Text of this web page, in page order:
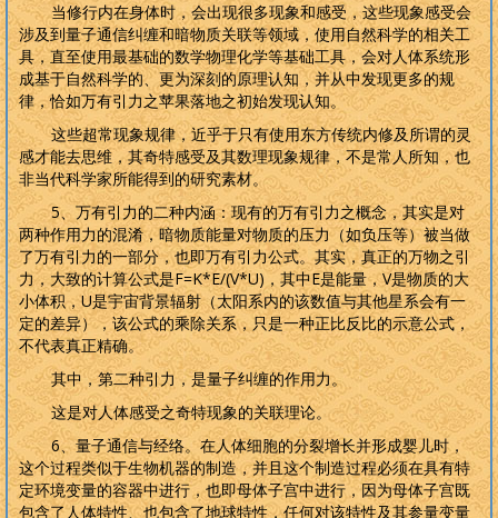
当修行内在身体时，会出现很多现象和感受，这些现象感受会
涉及到量子通信纠缠和暗物质关联等领域，使用自然科学的相关工
具，直至使用最基础的数学物理化学等基础工具，会对人体系统形
成基于自然科学的、更为深刻的原理认知，并从中发现更多的规
律，恰如万有引力之苹果落地之初始发现认知。
这些超常现象规律，近乎于只有使用东方传统内修及所谓的灵
感才能去思维，其奇特感受及其数理现象规律，不是常人所知，也
非当代科学家所能得到的研究素材。
5、万有引力的二种内涵：现有的万有引力之概念，其实是对
两种作用力的混淆，暗物质能量对物质的压力（如负压等）被当做
了万有引力的一部分，也即万有引力公式。其实，真正的万物之引
力，大致的计算公式是F=K*E/(V*U) ，其中E是能量，V是物质的大
小体积，U是宇宙背景辐射（太阳系内的该数值与其他星系会有一
定的差异），该公式的乘除关系，只是一种正比反比的示意公式，
不代表真正精确。
其中，第二种引力，是量子纠缠的作用力。
这是对人体感受之奇特现象的关联理论。
6、量子通信与经络。在人体细胞的分裂增长并形成婴儿时，
这个过程类似于生物机器的制造，并且这个制造过程必须在具有特
定环境变量的容器中进行，也即母体子宫中进行，因为母体子宫既
包含了人体特性、也包含了地球特性，任何对该特性及其参量变量